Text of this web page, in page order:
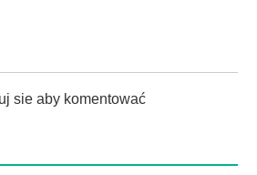
sie aby komentować